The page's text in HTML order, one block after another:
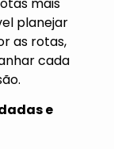
planejar
as rotas,
cada
e